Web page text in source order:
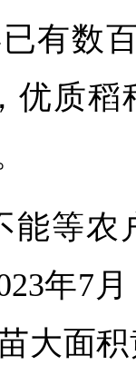
有数
优质稻
能等农
年7
大面